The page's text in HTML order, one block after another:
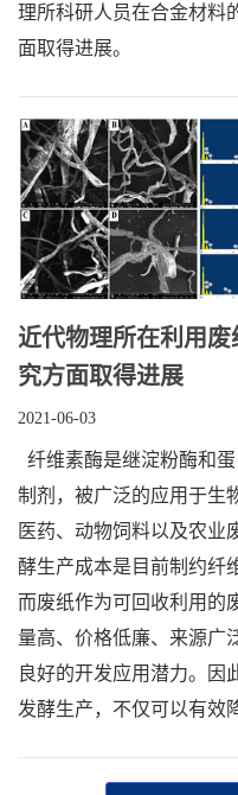
理所科研人员在合金材料
面取得进展。
近代物理所在利用
究方面取得进展
2021-06-03
纤维素酶是继淀粉酶和
制剂，被广泛的应用于生
医药、动物饲料以及农业
酵生产成本是目前制约纤
而废纸作为可回收利用的
量高、价格低廉、来源广
良好的开发应用潜力。因
发酵生产，不仅可以有效